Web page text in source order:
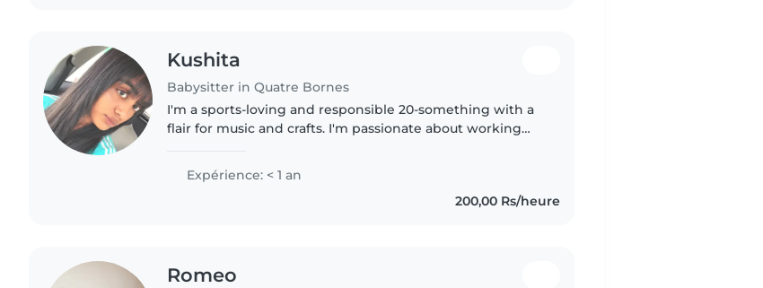
Kushita
Babysitter in Quatre Bornes
I'm a sports-loving and responsible 20-something with a
flair for music and crafts. I'm passionate about working
assist with..
Expérience: < 1 an
200,00 Rs/heure
Romeo